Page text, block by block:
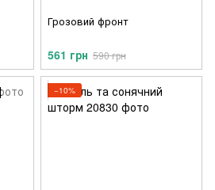
Грозовий фронт
561 грн 590 грн
−10%